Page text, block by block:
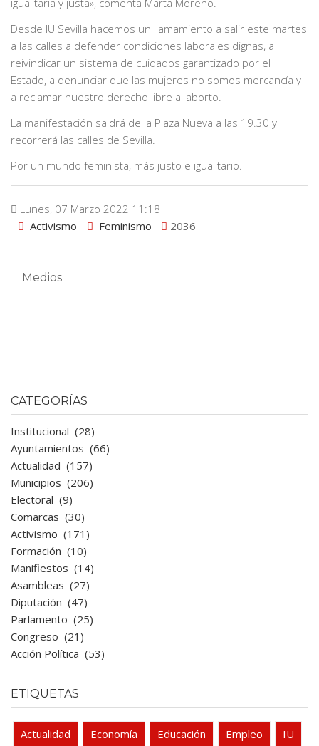
Desde IU Sevilla hacemos un llamamiento a salir este martes
a las calles a defender condiciones laborales dignas, a
reivindicar un sistema de cuidados garantizado por el
Estado, a denunciar que las mujeres no somos mercancía y
a reclamar nuestro derecho libre al aborto.
La manifestación saldrá de la Plaza Nueva a las 19.30 y
recorrerá las calles de Sevilla.
Por un mundo feminista, más justo e igualitario.
Lunes, 07 Marzo 2022 11:18
Activismo
Feminismo 2036
Medios
CATEGORÍAS
Institucional (28)
Ayuntamientos (66)
Actualidad (157)
Municipios (206)
Electoral (9)
Comarcas (30)
Activismo (171)
Formación (10)
Manifiestos (14)
Asambleas (27)
Diputación (47)
Parlamento (25)
Congreso (21)
Acción Política (53)
ETIQUETAS
Actualidad Economía Educación Empleo IU